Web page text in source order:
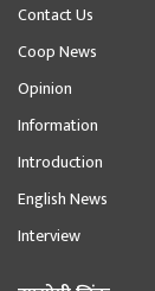
Contact Us
Coop News
Opinion
Information
Introduction
English News
Interview